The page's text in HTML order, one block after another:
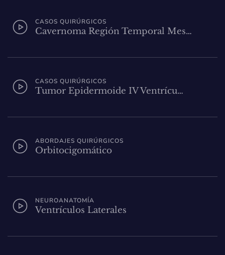
CASOS QUIRÚRGICOS
Cavernoma Región Temporal Mes…
CASOS QUIRÚRGICOS
Tumor Epidermoide IV Ventrícu…
ABORDAJES QUIRÚRGICOS
Orbitocigomático
NEUROANATOMÍA
Ventrículos Laterales